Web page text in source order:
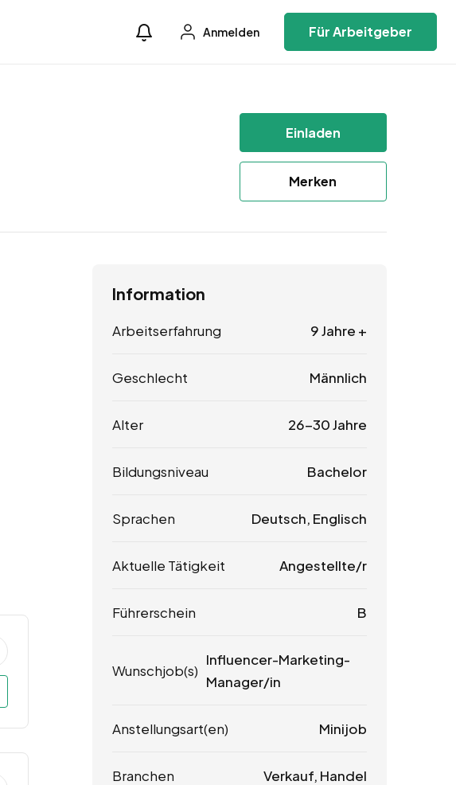
Anmelden Für Arbeitgeber
Einladen
Merken
Information
Arbeitserfahrung 9 Jahre +
Geschlecht Männlich
Alter 26-30 Jahre
Bildungsniveau Bachelor
Sprachen Deutsch, Englisch
Aktuelle Tätigkeit Angestellte/r
Führerschein B
Wunschjob(s)
Influencer-Marketing-
Manager/in
Anstellungsart(en) Minijob
Branchen Verkauf, Handel